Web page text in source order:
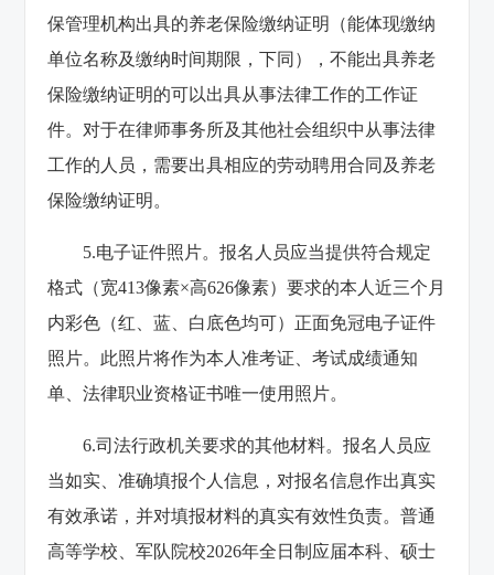
保管理机构出具的养老保险缴纳证明（能体现缴纳
单位名称及缴纳时间期限，下同），不能出具养老
保险缴纳证明的可以出具从事法律工作的工作证
件。对于在律师事务所及其他社会组织中从事法律
工作的人员，需要出具相应的劳动聘用合同及养老
保险缴纳证明。
5.电子证件照片。报名人员应当提供符合规定
格式（宽413像素×高626像素）要求的本人近三个月
内彩色（红、蓝、白底色均可）正面免冠电子证件
照片。此照片将作为本人准考证、考试成绩通知
单、法律职业资格证书唯一使用照片。
6.司法行政机关要求的其他材料。报名人员应
当如实、准确填报个人信息，对报名信息作出真实
有效承诺，并对填报材料的真实有效性负责。普通
高等学校、军队院校2026年全日制应届本科、硕士